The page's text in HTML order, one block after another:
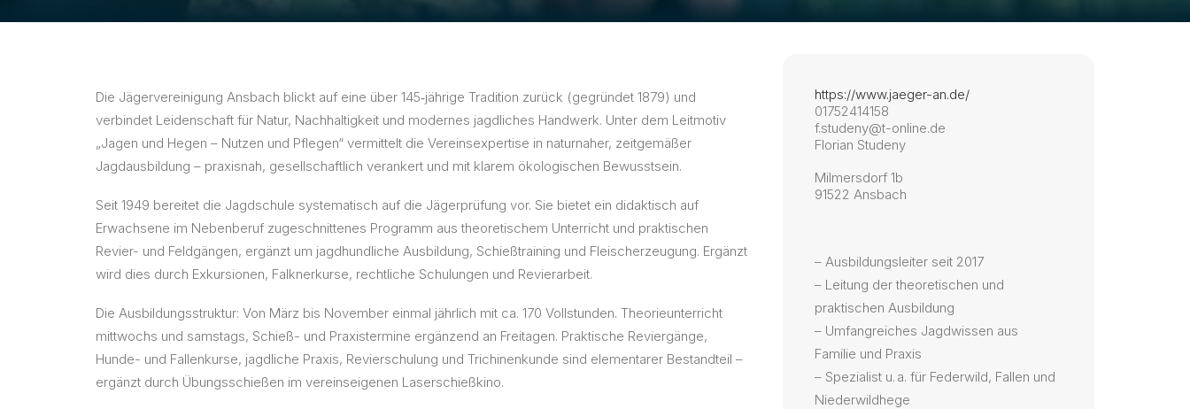
Die Jägervereinigung Ansbach blickt auf eine über 145‑jährige Tradition zurück (gegründet 1879) und
verbindet Leidenschaft für Natur, Nachhaltigkeit und modernes jagdliches Handwerk. Unter dem Leitmotiv
„Jagen und Hegen – Nutzen und Pflegen“ vermittelt die Vereinsexpertise in naturnaher, zeitgemäßer
Jagdausbildung – praxisnah, gesellschaftlich verankert und mit klarem ökologischen Bewusstsein.
Seit 1949 bereitet die Jagdschule systematisch auf die Jägerprüfung vor. Sie bietet ein didaktisch auf
Erwachsene im Nebenberuf zugeschnittenes Programm aus theoretischem Unterricht und praktischen
Revier- und Feldgängen, ergänzt um jagdhundliche Ausbildung, Schießtraining und Fleischerzeugung. Ergänzt
wird dies durch Exkursionen, Falknerkurse, rechtliche Schulungen und Revierarbeit.
Die Ausbildungsstruktur: Von März bis November einmal jährlich mit ca. 170 Vollstunden. Theorieunterricht
mittwochs und samstags, Schieß- und Praxistermine ergänzend an Freitagen. Praktische Reviergänge,
Hunde- und Fallenkurse, jagdliche Praxis, Revierschulung und Trichinenkunde sind elementarer Bestandteil –
ergänzt durch Übungsschießen im vereinseigenen Laserschießkino.
https://www.jaeger-an.de/
01752414158
f.studeny@t-online.de
Florian Studeny
Milmersdorf 1b
91522 Ansbach
– Ausbildungsleiter seit 2017
– Leitung der theoretischen und
praktischen Ausbildung
– Umfangreiches Jagdwissen aus
Familie und Praxis
– Spezialist u. a. für Federwild, Fallen und
Niederwildhege